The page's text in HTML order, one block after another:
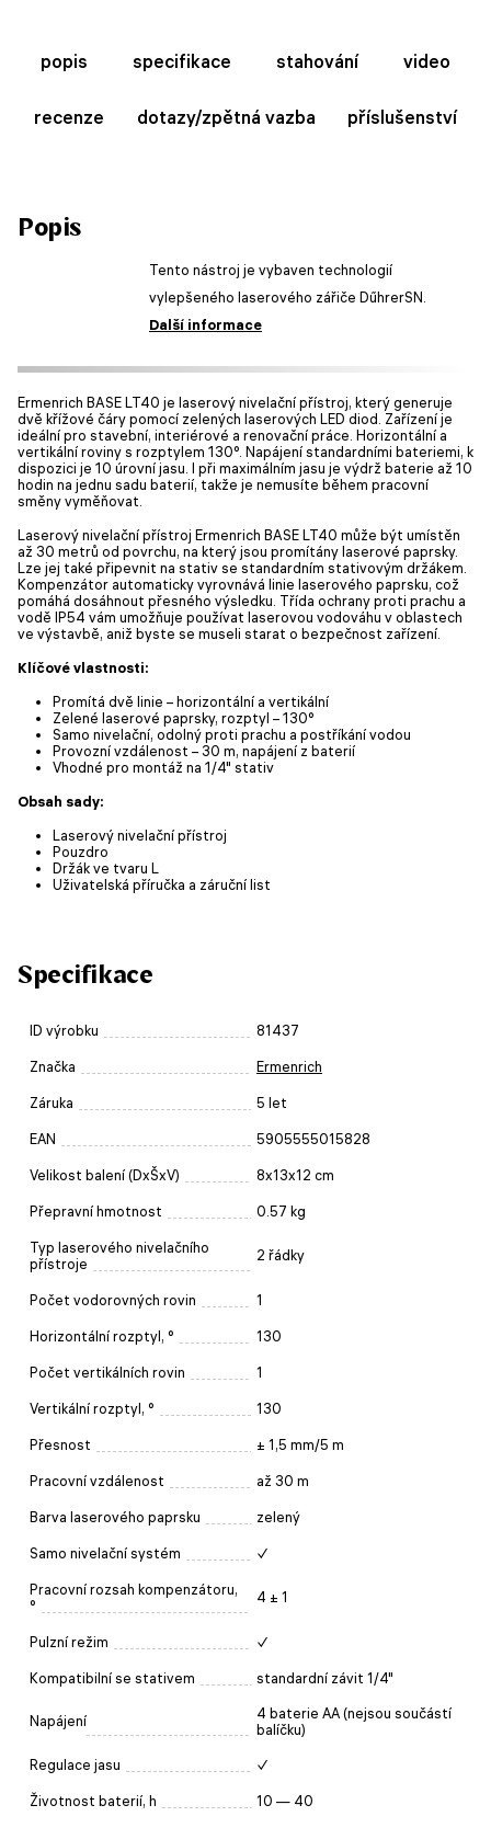
popis specifikace stahování video
recenze dotazy/zpětná vazba příslušenství
Popis
Tento nástroj je vybaven technologií
vylepšeného laserového zářiče DűhrerSN.
Další informace
Ermenrich BASE LT40 je laserový nivelační přístroj, který generuje
dvě křížové čáry pomocí zelených laserových LED diod. Zařízení je
ideální pro stavební, interiérové a renovační práce. Horizontální a
vertikální roviny s rozptylem 130°. Napájení standardními bateriemi, k
dispozici je 10 úrovní jasu. I při maximálním jasu je výdrž baterie až 10
hodin na jednu sadu baterií, takže je nemusíte během pracovní
směny vyměňovat.
Laserový nivelační přístroj Ermenrich BASE LT40 může být umístěn
až 30 metrů od povrchu, na který jsou promítány laserové paprsky.
Lze jej také připevnit na stativ se standardním stativovým držákem.
Kompenzátor automaticky vyrovnává linie laserového paprsku, což
pomáhá dosáhnout přesného výsledku. Třída ochrany proti prachu a
vodě IP54 vám umožňuje používat laserovou vodováhu v oblastech
ve výstavbě, aniž byste se museli starat o bezpečnost zařízení.
Klíčové vlastnosti:
Promítá dvě linie – horizontální a vertikální
Zelené laserové paprsky, rozptyl – 130°
Samo nivelační, odolný proti prachu a postříkání vodou
Provozní vzdálenost – 30 m, napájení z baterií
Vhodné pro montáž na 1/4" stativ
Obsah sady:
Laserový nivelační přístroj
Pouzdro
Držák ve tvaru L
Uživatelská příručka a záruční list
Specifikace
ID výrobku 81437
Značka Ermenrich
Záruka 5 let
EAN 5905555015828
Velikost balení (DxŠxV) 8x13x12 cm
Přepravní hmotnost 0.57 kg
Typ laserového nivelačního
přístroje
2 řádky
Počet vodorovných rovin 1
Horizontální rozptyl, ° 130
Počet vertikálních rovin 1
Vertikální rozptyl, ° 130
Přesnost ± 1,5 mm/5 m
Pracovní vzdálenost až 30 m
Barva laserového paprsku zelený
Samo nivelační systém ✓
Pracovní rozsah kompenzátoru,
°
4 ± 1
Pulzní režim ✓
Kompatibilní se stativem standardní závit 1/4"
Napájení
4 baterie AA (nejsou součástí
balíčku)
Regulace jasu ✓
Životnost baterií, h 10 — 40